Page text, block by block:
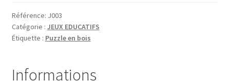
Référence: J003
Catégorie : JEUX EDUCATIFS
Étiquette : Puzzle en bois
Informations